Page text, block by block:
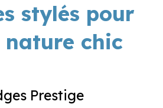
stylés pour
nature chic
Prestige